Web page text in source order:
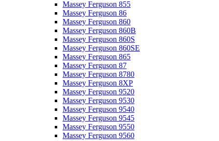
Massey Ferguson 855
Massey Ferguson 86
Massey Ferguson 860
Massey Ferguson 860B
Massey Ferguson 860S
Massey Ferguson 860SE
Massey Ferguson 865
Massey Ferguson 87
Massey Ferguson 8780
Massey Ferguson 8XP
Massey Ferguson 9520
Massey Ferguson 9530
Massey Ferguson 9540
Massey Ferguson 9545
Massey Ferguson 9550
Massey Ferguson 9560